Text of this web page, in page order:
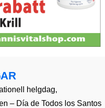
helgdag,
– Día de Todos los Santos